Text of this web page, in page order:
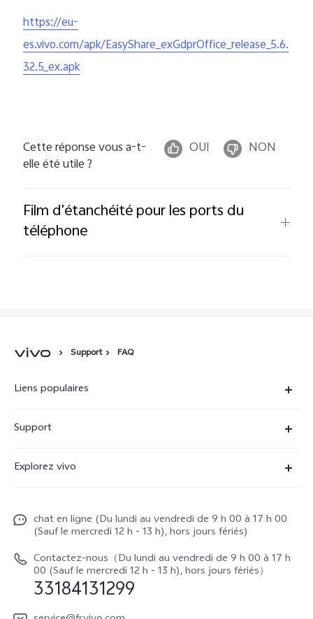
https://eu-
es.vivo.com/apk/EasyShare_exGdprOffice_release_5.6.
32.5_ex.apk
Cette réponse vous a-t-
elle été utile ?
OUI NON
Film d'étanchéité pour les ports du
téléphone
Support FAQ
Liens populaires
V23 5G
Y22s
Y35
Support
Centre de services
Authentification IMEI
Prix des réparations hors garantie
Demande de retour en réparation-ICP
Explorez vivo
La vie chez vivo
vivo netiquette
About Us
Mentions légales
chat en ligne (Du lundi au vendredi de 9 h 00 à 17 h 00
(Sauf le mercredi 12 h - 13 h), hors jours fériés)
Contactez-nous（Du lundi au vendredi de 9 h 00 à 17 h
00 (Sauf le mercredi 12 h - 13 h), hors jours fériés）
33184131299